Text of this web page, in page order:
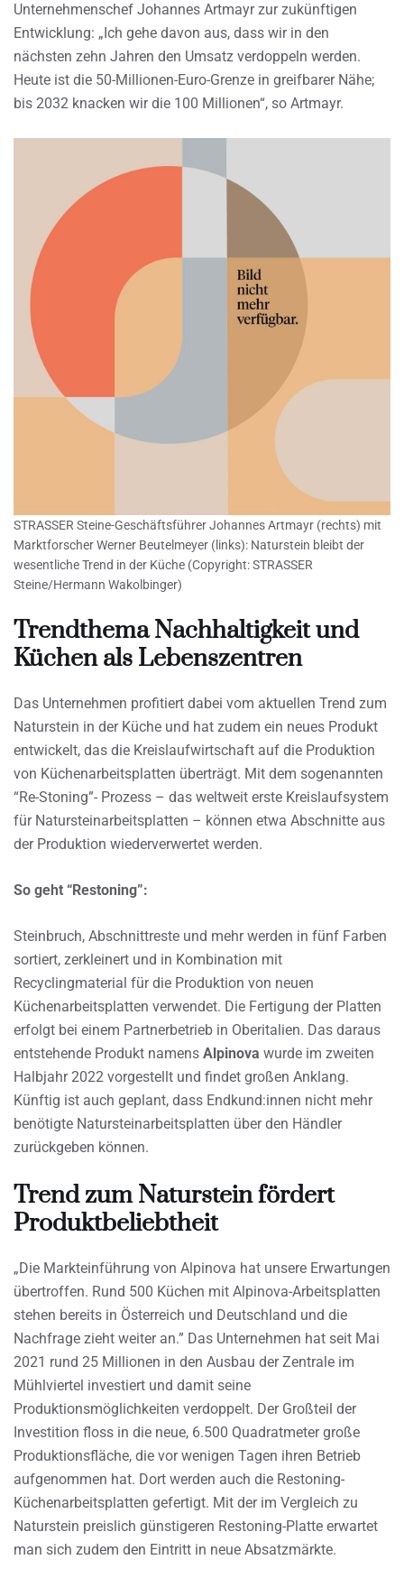
Unternehmenschef Johannes Artmayr zur zukünftigen
Entwicklung: „Ich gehe davon aus, dass wir in den
nächsten zehn Jahren den Umsatz verdoppeln werden.
Heute ist die 50-Millionen-Euro-Grenze in greifbarer Nähe;
bis 2032 knacken wir die 100 Millionen“, so Artmayr.
STRASSER Steine-Geschäftsführer Johannes Artmayr (rechts) mit
Marktforscher Werner Beutelmeyer (links): Naturstein bleibt der
wesentliche Trend in der Küche (Copyright: STRASSER
Steine/Hermann Wakolbinger)
Trendthema Nachhaltigkeit und
Küchen als Lebenszentren
Das Unternehmen profitiert dabei vom aktuellen Trend zum
Naturstein in der Küche und hat zudem ein neues Produkt
entwickelt, das die Kreislaufwirtschaft auf die Produktion
von Küchenarbeitsplatten überträgt. Mit dem sogenannten
“Re-Stoning”- Prozess – das weltweit erste Kreislaufsystem
für Natursteinarbeitsplatten – können etwa Abschnitte aus
der Produktion wiederverwertet werden.
So geht “Restoning”:
Steinbruch, Abschnittreste und mehr werden in fünf Farben
sortiert, zerkleinert und in Kombination mit
Recyclingmaterial für die Produktion von neuen
Küchenarbeitsplatten verwendet. Die Fertigung der Platten
erfolgt bei einem Partnerbetrieb in Oberitalien. Das daraus
entstehende Produkt namens Alpinova wurde im zweiten
Halbjahr 2022 vorgestellt und findet großen Anklang.
Künftig ist auch geplant, dass Endkund:innen nicht mehr
benötigte Natursteinarbeitsplatten über den Händler
zurückgeben können.
Trend zum Naturstein fördert
Produktbeliebtheit
„Die Markteinführung von Alpinova hat unsere Erwartungen
übertroffen. Rund 500 Küchen mit Alpinova-Arbeitsplatten
stehen bereits in Österreich und Deutschland und die
Nachfrage zieht weiter an.” Das Unternehmen hat seit Mai
2021 rund 25 Millionen in den Ausbau der Zentrale im
Mühlviertel investiert und damit seine
Produktionsmöglichkeiten verdoppelt. Der Großteil der
Investition floss in die neue, 6.500 Quadratmeter große
Produktionsfläche, die vor wenigen Tagen ihren Betrieb
aufgenommen hat. Dort werden auch die Restoning-
Küchenarbeitsplatten gefertigt. Mit der im Vergleich zu
Naturstein preislich günstigeren Restoning-Platte erwartet
man sich zudem den Eintritt in neue Absatzmärkte.